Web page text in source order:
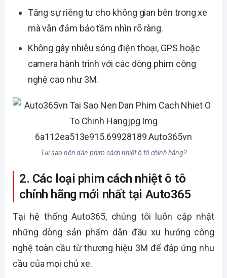
Tăng sự riêng tư cho không gian bên trong xe
mà vẫn đảm bảo tầm nhìn rõ ràng.
Không gây nhiễu sóng điện thoại, GPS hoặc
camera hành trình với các dòng phim công
nghệ cao như 3M.
Tại sao nên dán phim cách nhiệt ô tô chính hãng?
2. Các loại phim cách nhiệt ô tô
chính hãng mới nhất tại Auto365
Tại hệ thống Auto365, chúng tôi luôn cập nhật
những dòng sản phẩm dẫn đầu xu hướng công
nghệ toàn cầu từ thương hiệu 3M để đáp ứng nhu
cầu của mọi chủ xe.